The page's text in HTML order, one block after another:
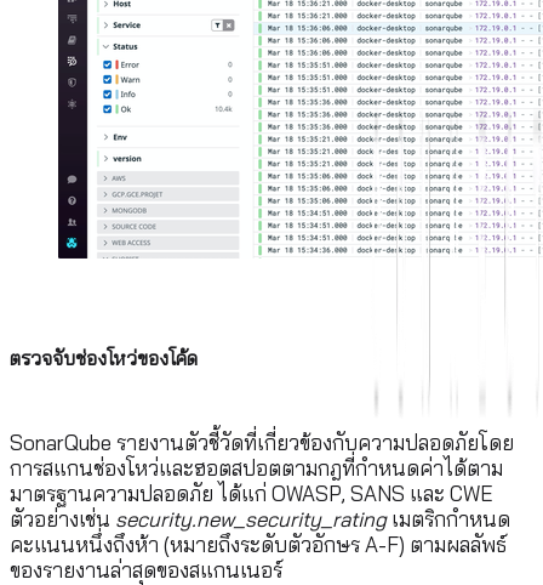
ตรวจจับช่องโหว่ของโค้ด
SonarQube รายงานตัวชี้วัดที่เกี่ยวข้องกับความปลอดภัยโดย
การสแกนช่องโหว่และฮอตสปอตตามกฎที่กำหนดค่าได้ตาม
มาตรฐานความปลอดภัย ได้แก่ OWASP, SANS และ CWE
ตัวอย่างเช่น security.new_security_ratingเมตริกกำหนด
คะแนนหนึ่งถึงห้า (หมายถึงระดับตัวอักษร A-F) ตามผลลัพธ์
ของรายงานล่าสุดของสแกนเนอร์